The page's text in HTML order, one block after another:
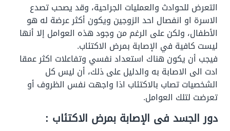
التعرض للحوادث والعمليات الجراحية، وقد يصحب تصدع
الاسرة او انفصال احد الزوجين ويكون أكثر عرضة له هو
الأطفال، ولكن على الرغم من وجود هذه العوامل إلا أنها
ليست كافية في الإصابة بمرض الاكتئاب.
فيجب أن يكون هناك استعداد نفسي وتفاعلات اكثر عمقا
ادت الى الاصابة به والدليل على ذلك، أن ليس كل
الشخصيات تصاب بالاكتئاب اذا واجهت نفس الظروف أو
تعرضت لتلك العوامل.
دور الجسد فى الإصابة بمرض الاكتئاب :